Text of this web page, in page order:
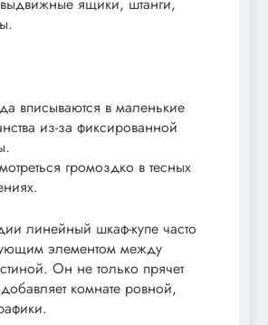
вписываются в маленькие
из-за фиксированной
громоздко в тесных
линейный шкаф-купе часто
элементом между
Он не только прячет
комнате ровной,